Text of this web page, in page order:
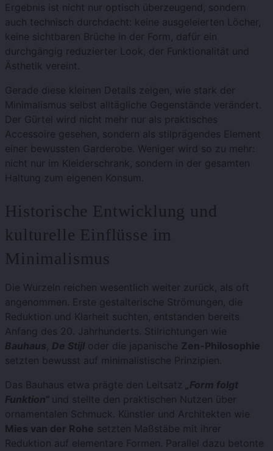
Ergebnis ist nicht nur optisch überzeugend, sondern
auch technisch durchdacht: keine ausgeleierten Löcher,
keine sichtbaren Brüche in der Form, dafür ein
durchgängig reduzierter Look, der Funktionalität und
Ästhetik vereint.
Gerade diese kleinen Details zeigen, wie stark der
Minimalismus selbst alltägliche Gegenstände verändert.
Der Gürtel wird nicht mehr nur als praktisches
Accessoire gesehen, sondern als stilprägendes Element
einer bewussten Garderobe. Weniger wird so zu mehr:
nicht nur im Kleiderschrank, sondern in der gesamten
Haltung zum eigenen Konsum.
Historische Entwicklung und
kulturelle Einflüsse im
Minimalismus
Die Wurzeln reichen wesentlich weiter zurück, als oft
angenommen. Erste gestalterische Strömungen, die
Reduktion und Klarheit suchten, entstanden bereits
Anfang des 20. Jahrhunderts. Stilrichtungen wie
Bauhaus, De Stijl oder die japanische Zen-Philosophie
setzten bewusst auf minimalistische Prinzipien.
Das Bauhaus etwa prägte den Leitsatz „Form folgt
Funktion“ und stellte den praktischen Nutzen über
ornamentalen Schmuck. Künstler und Architekten wie
Mies van der Rohe setzten Maßstäbe mit ihrer
Reduktion auf elementare Formen. Parallel dazu betonte